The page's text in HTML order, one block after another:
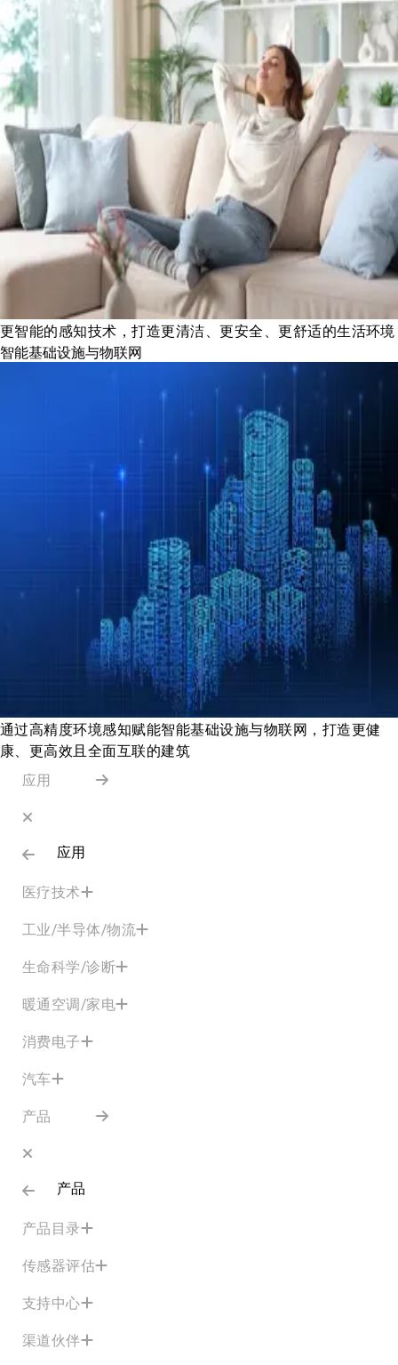
更智能的感知技术，打造更清洁、更安全、更舒适的生活环境
智能基础设施与物联网
通过高精度环境感知赋能智能基础设施与物联网，打造更健
康、更高效且全面互联的建筑
应用
应用
医疗技术
工业/半导体/物流
生命科学/诊断
暖通空调/家电
消费电子
汽车
产品
产品
产品目录
传感器评估
支持中心
渠道伙伴